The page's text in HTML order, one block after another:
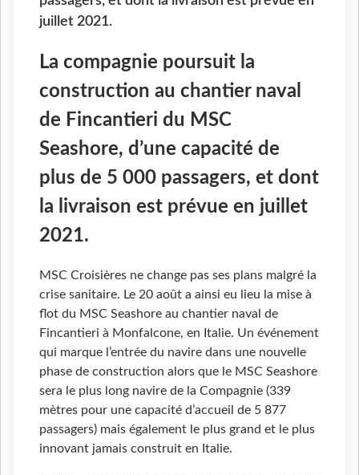
juillet 2021.
La compagnie poursuit la
construction au chantier naval
de Fincantieri du MSC
Seashore, d’une capacité de
plus de 5 000 passagers, et dont
la livraison est prévue en juillet
2021.
MSC Croisières ne change pas ses plans malgré la
crise sanitaire. Le 20 août a ainsi eu lieu la mise à
flot du MSC Seashore au chantier naval de
Fincantieri à Monfalcone, en Italie. Un événement
qui marque l’entrée du navire dans une nouvelle
phase de construction alors que le MSC Seashore
sera le plus long navire de la Compagnie (339
mètres pour une capacité d’accueil de 5 877
passagers) mais également le plus grand et le plus
innovant jamais construit en Italie.